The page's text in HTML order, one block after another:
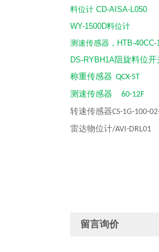
料位计 CD-AISA-L050
WY-1500D料位计
测速传感器， HTB-40CC-
DS-RYBH1A阻旋料位开
称重传感器 QCX-5T
测速传感器 60-12F
转速传感器CS-1G-100-
雷达物位计/AVI-DRL01
留言询价